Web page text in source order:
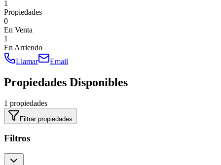
1
Propiedades
0
En Venta
1
En Arriendo
Llamar
Email
Propiedades Disponibles
1 propiedades
Filtrar propiedades
Filtros